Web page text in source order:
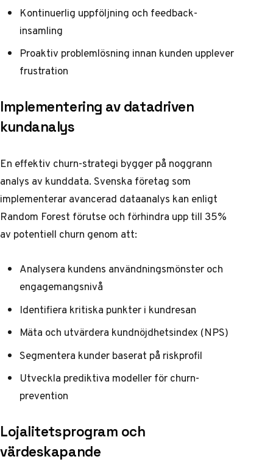
Kontinuerlig uppföljning och feedback-
insamling
Proaktiv problemlösning innan kunden upplever
frustration
Implementering av datadriven
kundanalys
En effektiv churn-strategi bygger på noggrann
analys av kunddata. Svenska företag som
implementerar avancerad dataanalys kan enligt
Random Forest förutse och förhindra upp till 35%
av potentiell churn genom att:
Analysera kundens användningsmönster och
engagemangsnivå
Identifiera kritiska punkter i kundresan
Mäta och utvärdera kundnöjdhetsindex (NPS)
Segmentera kunder baserat på riskprofil
Utveckla prediktiva modeller för churn-
prevention
Lojalitetsprogram och
värdeskapande